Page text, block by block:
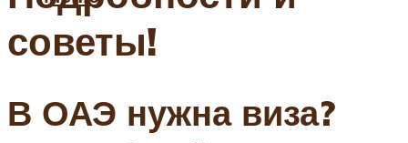
советы!
В ОАЭ нужна виза?